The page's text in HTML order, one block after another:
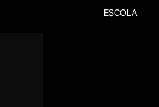
ESCOLA